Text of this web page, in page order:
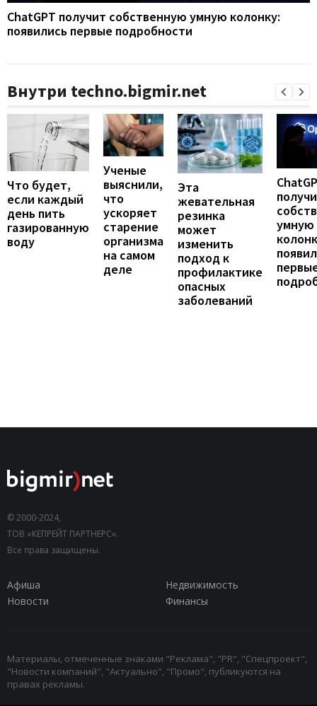
ChatGPT получит собственную умную колонку:
появились первые подробности
Внутри techno.bigmir.net
Что будет,
если каждый
день пить
газированную
воду
Ученые
выяснили,
что
ускоряет
старение
организма
на самом
деле
Эта
жевательная
резинка
может
изменить
подход к
профилактике
опасных
заболеваний
умную
© 2000-2024,
ТОВ «КЕПРЕЙТ ПАРТНЕРС».
Все права защищены.
Афиша
Недвижимость
Новости
Финансы
Материалы, отмеченные знаками "Реклама", "PR", "Спецпроект",
"Новости компаний", "Актуально", "Промо", публикуются на
правах рекламы.